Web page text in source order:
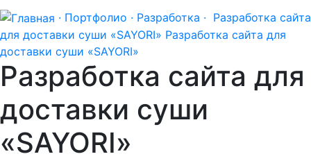
· Портфолио · Разработка · Разработка сайта
для доставки суши «SAYORI» Разработка сайта для
доставки суши «SAYORI»
Разработка сайта для
доставки суши
«SAYORI»